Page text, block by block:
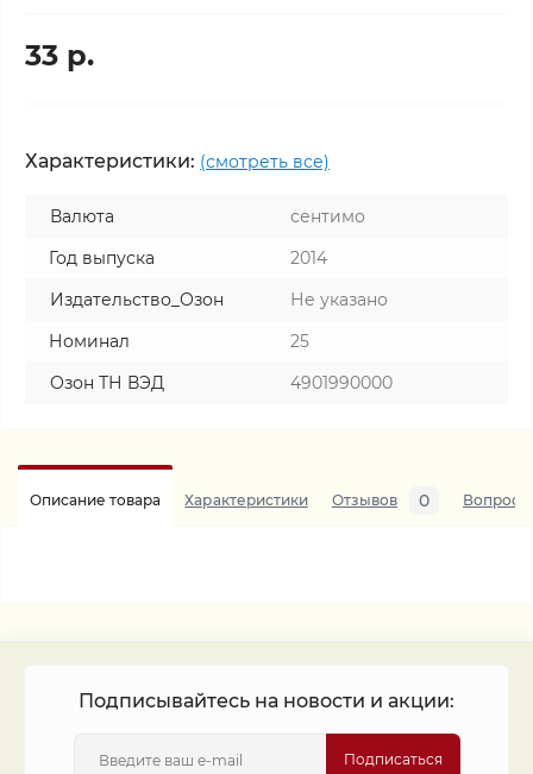
33 р.
Характеристики: (смотреть все)
Валюта
сентимо
Год выпуска
2014
Издательство_Озон
Не указано
Номинал
25
Озон ТН ВЭД
4901990000
Описание товара Характеристики Отзывов 0 Вопросы
Подписывайтесь на новости и акции:
Подписаться